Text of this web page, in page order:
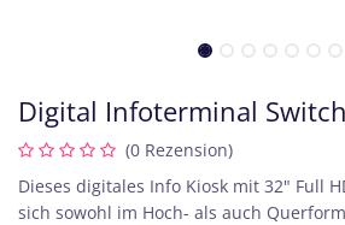
Digital Infoterminal
(0 Rezension)
Dieses digitales Info Kiosk mit 32" Full
sich sowohl im Hoch- als auch